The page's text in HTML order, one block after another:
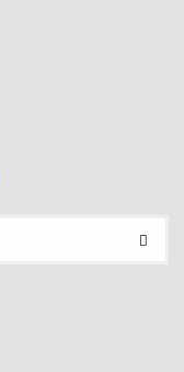
SUCHE